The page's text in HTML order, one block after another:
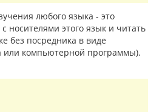
любого языка - это
носителями этого язык и читать
без посредника в виде
или компьютерной программы).